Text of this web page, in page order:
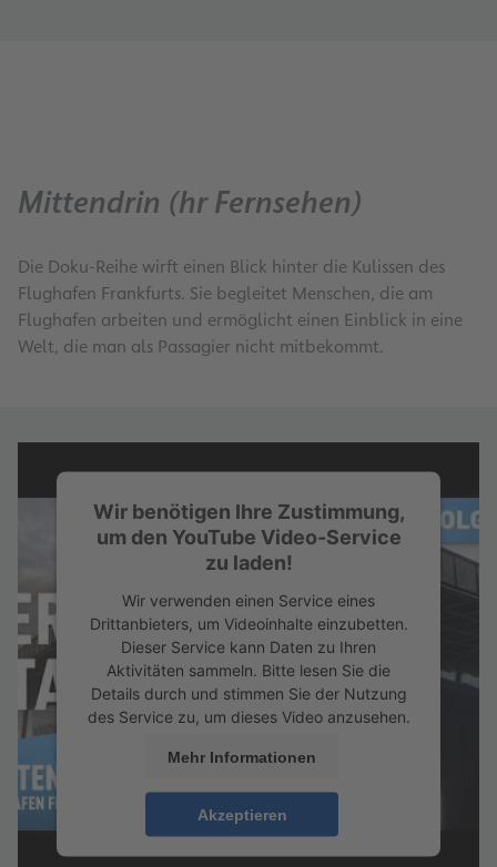
Mittendrin (hr Fernsehen)
Die Doku-Reihe wirft einen Blick hinter die Kulissen des
Flughafen Frankfurts. Sie begleitet Menschen, die am
Flughafen arbeiten und ermöglicht einen Einblick in eine
Welt, die man als Passagier nicht mitbekommt.
Wir benötigen Ihre Zustimmung,
um den YouTube Video-Service
zu laden!
Wir verwenden einen Service eines
Drittanbieters, um Videoinhalte einzubetten.
Dieser Service kann Daten zu Ihren
Aktivitäten sammeln. Bitte lesen Sie die
Details durch und stimmen Sie der Nutzung
des Service zu, um dieses Video anzusehen.
Mehr Informationen
Akzeptieren